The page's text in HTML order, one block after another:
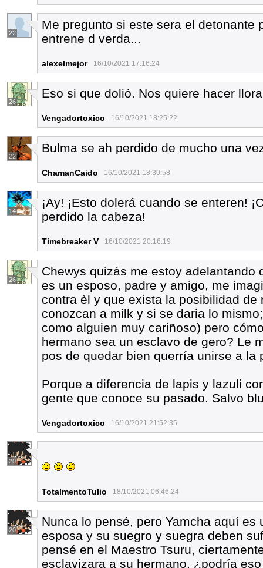
22
Me pregunto si este sera el detonante
entrene d verda...
alexelmejor 16/10/2021 17:16:24
26
Eso si que dolió. Nos quiere hacer
Vengadortoxico 16/10/2021 18:25:22
22
Bulma se ah perdido de mucho una
ChamanCaido 16/10/2021 18:30:58
14
¡Ay! ¡Esto dolerá cuando se enteren!
perdido la cabeza!
Timebreaker V 16/10/2021 20:16:19
26
Chewys quizás me estoy adelantando
es un esposo, padre y amigo, me
contra èl y que exista la posibilidad
conozcan a milk y si se daria lo
como alguien muy cariñoso) pero
hermano sea un esclavo de gero? Le
pos de quedar bien querría unirse a la
Porque a diferencia de lapis y lazuli
gente que conoce su pasado. Salvo
Vengadortoxico 16/10/2021 21:52:35
20
TotalmentoTulio 18/10/2021 06:46:24
20
Nunca lo pensé, pero Yamcha aquí
esposa y su suegro y suegra deben
pensé en el Maestro Tsuru,
esclavizara a su hermano, ¿podría